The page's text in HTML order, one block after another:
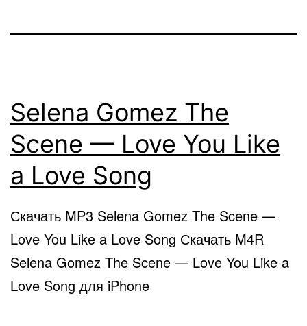
Selena Gomez The
Scene — Love You Like
a Love Song
Скачать MP3 Selena Gomez The Scene —
Love You Like a Love Song Скачать M4R
Selena Gomez The Scene — Love You Like a
Love Song для iPhone